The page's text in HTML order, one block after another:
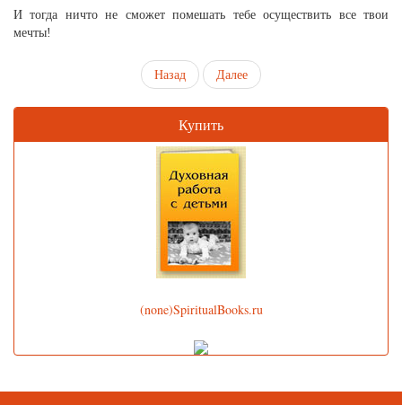
И тогда ничто не сможет помешать тебе осуществить все твои
мечты!
Назад Далее
Купить
(none)SpiritualBooks.ru